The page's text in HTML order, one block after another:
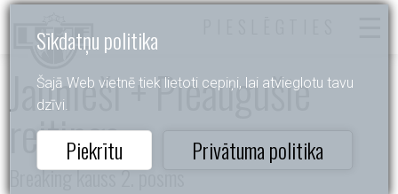
Sīkdatņu politika
Šajā Web vietnē tiek lietoti cepiņi, lai atvieglotu tavu
dzīvi.
Piekrītu Privātuma politika
Jaunieši + Pieaugušie
reitings
Breaking kauss 2. posms